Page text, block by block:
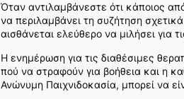
Όταν αντιλαμβάνεστε ότι κάποιος
να περιλαμβάνει τη συζήτηση
αισθάνεται ελεύθερο να μιλήσει για
Η ενημέρωση για τις διαθέσιμες
πού να στραφούν για βοήθεια και η
Ανώνυμη Παιχνιδοκασία, μπορεί να